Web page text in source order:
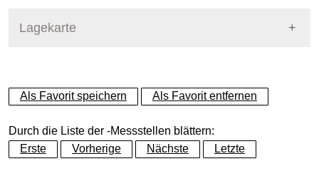
Lagekarte
+
−
Als Favorit speichern Als Favorit entfernen
Durch die Liste der -Messstellen blättern:
Erste
Vorherige Nächste Letzte